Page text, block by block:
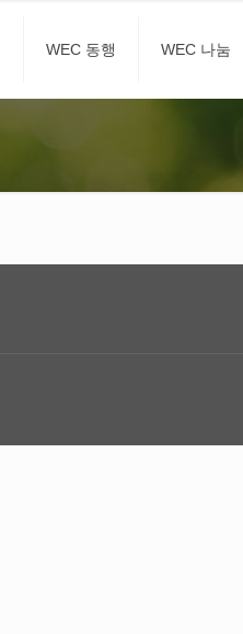
WEC 동행 WEC 나눔